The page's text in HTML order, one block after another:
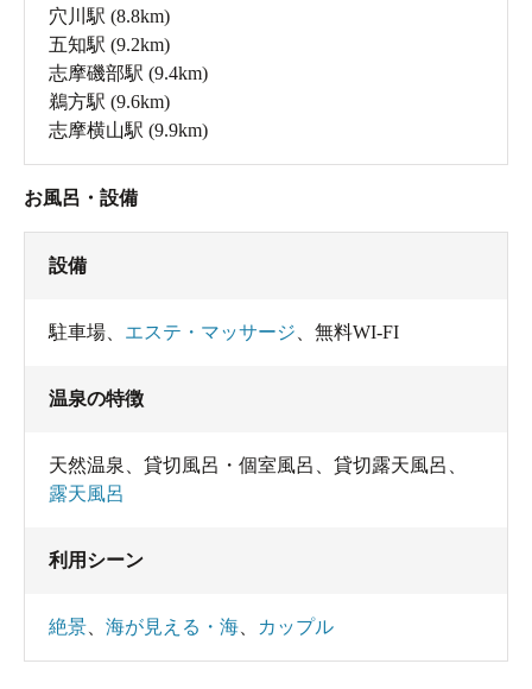
穴川駅 (8.8km)
五知駅 (9.2km)
志摩磯部駅 (9.4km)
鵜方駅 (9.6km)
志摩横山駅 (9.9km)
お風呂・設備
設備
駐車場 エステ・マッサージ 無料WI-FI
温泉の特徴
天然温泉 貸切風呂・個室風呂 貸切露天風呂
露天風呂
利用シーン
絶景 海が見える・海 カップル